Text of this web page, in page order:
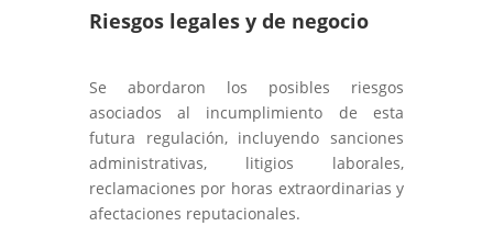
Riesgos legales y de negocio
Se abordaron los posibles riesgos
asociados al incumplimiento de esta
futura regulación, incluyendo sanciones
administrativas, litigios laborales,
reclamaciones por horas extraordinarias y
afectaciones reputacionales.